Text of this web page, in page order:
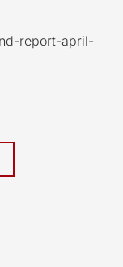
report-april-